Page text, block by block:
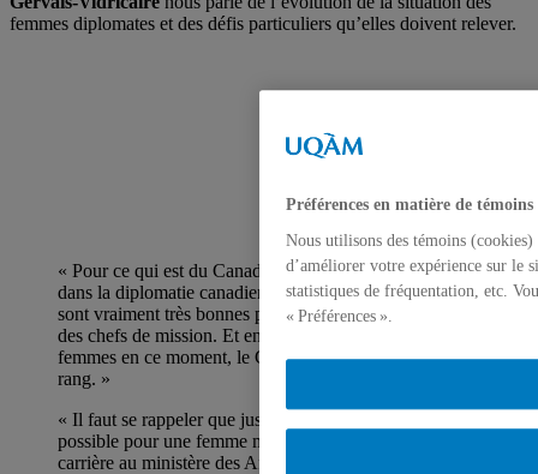
femmes diplomates et des défis particuliers qu’elles doivent relever.
« Pour ce qui est du Canada et de la place des femmes
dans la diplomatie canadienne, les dernières statistiques
sont vraiment très bonnes pour nous, surtout au niveau
des chefs de mission. Et en fait, on a plus de 50% de
femmes en ce moment, le Canada arrive au premier
rang. »
« Il faut se rappeler que jusqu’en 1971, ce n’était pas
possible pour une femme mariée de poursuivre sa
carrière au ministère des Affaires extérieures. »
Préférences en matière de témoins
Nous utilisons des témoins
d’améliorer votre expérience sur le
statistiques de fréquentation, etc.
« Préférences ».